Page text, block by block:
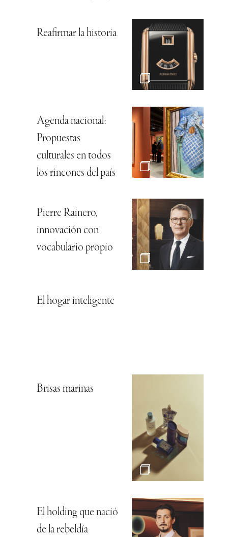
Reafirmar la historia
Agenda nacional:
Propuestas
culturales en todos
los rincones del país
Pierre Rainero,
innovación con
vocabulario propio
El hogar inteligente
Brisas marinas
El holding que nació
de la rebeldía